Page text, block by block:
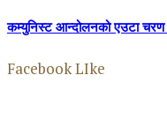
कम्युनिस्ट आन्दोलनको एउटा चरण
Facebook LIke